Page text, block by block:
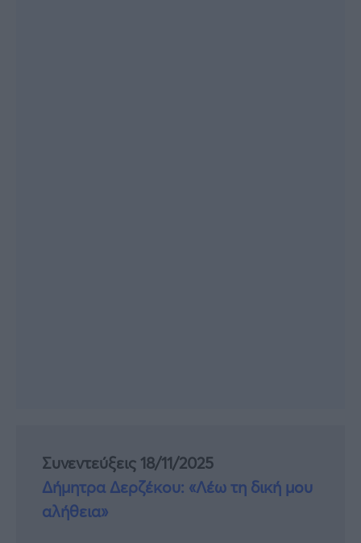
Συνεντεύξεις 18/11/2025
Δήμητρα Δερζέκου: «Λέω τη δική μου
αλήθεια»